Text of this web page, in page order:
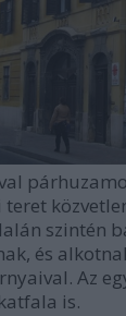
teret
szintén
és
Az
is.